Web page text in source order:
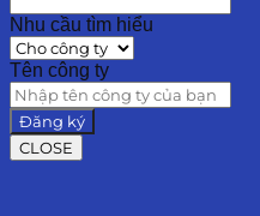
Nhu cầu tìm hiểu
Tên công ty
Đăng ký
CLOSE